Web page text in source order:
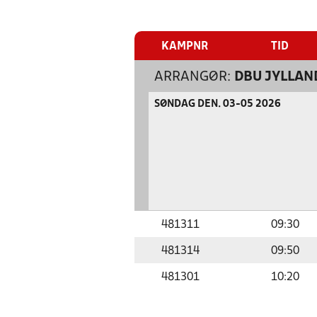
KAMPNR TID
ARRANGØR: DBU
SØNDAG DEN. 03-05 2026
481311 09:30
481314 09:50
481301 10:20